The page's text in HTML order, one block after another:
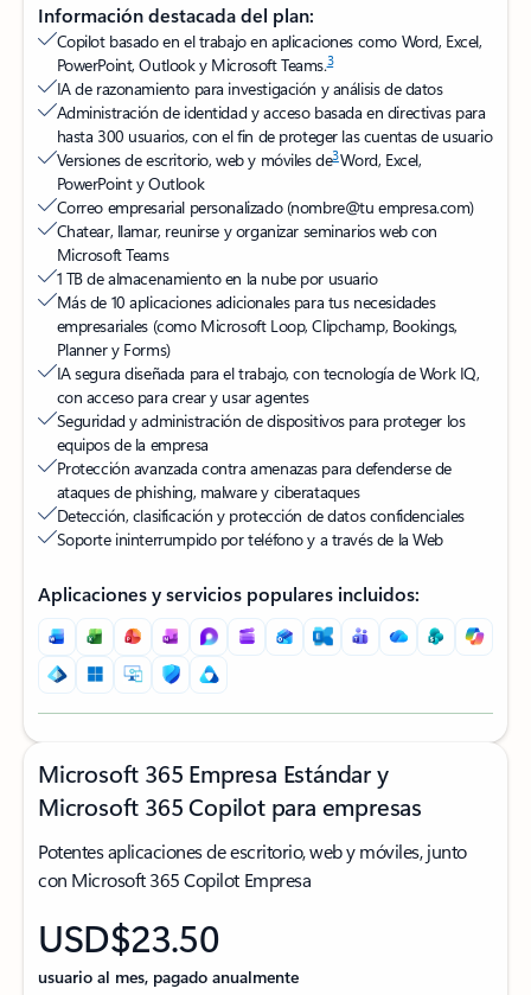
Información destacada del plan:
Copilot basado en el trabajo en aplicaciones como Word, Excel,
PowerPoint, Outlook y Microsoft Teams.3
IA de razonamiento para investigación y análisis de datos
Administración de identidad y acceso basada en directivas para
hasta 300 usuarios, con el fin de proteger las cuentas de usuario
Versiones de escritorio, web y móviles de3Word, Excel,
PowerPoint y Outlook
Correo empresarial personalizado (nombre@tu empresa.com)
Chatear, llamar, reunirse y organizar seminarios web con
Microsoft Teams
1 TB de almacenamiento en la nube por usuario
Más de 10 aplicaciones adicionales para tus necesidades
empresariales (como Microsoft Loop, Clipchamp, Bookings,
Planner y Forms)
IA segura diseñada para el trabajo, con tecnología de Work IQ,
con acceso para crear y usar agentes
Seguridad y administración de dispositivos para proteger los
equipos de la empresa
Protección avanzada contra amenazas para defenderse de
ataques de phishing, malware y ciberataques
Detección, clasificación y protección de datos confidenciales
Soporte ininterrumpido por teléfono y a través de la Web
Aplicaciones y servicios populares incluidos:
Microsoft 365 Empresa Estándar y
Microsoft 365 Copilot para empresas
Potentes aplicaciones de escritorio, web y móviles, junto
con Microsoft 365 Copilot Empresa
USD$23.50
usuario al mes, pagado anualmente